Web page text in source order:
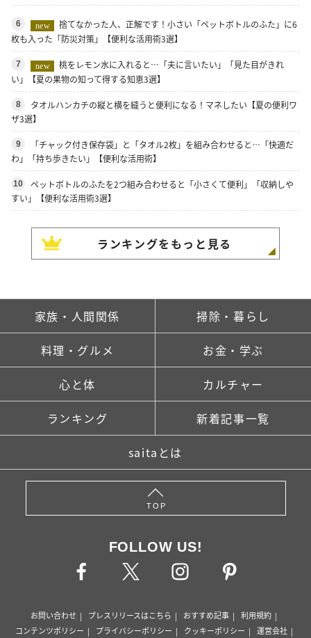
6 new
捨てなかった人、正解です！小さい「ペットボトルのふた」に6
枚も入った「防災対策」【便利な活用術3選】
7 new
桃をレモン水に入れると…「夫に言いたい」「見た目がきれ
い」【夏の果物の知って得する知恵3選】
8
タオルハンカチの縦と横を縫うと便利になる！マネしたい【夏の便利ワ
ザ3選】
9
「チャック付き保存袋」と「タオル2枚」を組み合わせると…「快適だ
わ」「持ち歩きたい」【便利な活用術】
10
ペットボトルのふたを2つ組み合わせると「小さくて便利」「収納しや
すい」【便利な活用術3選】
ランキングをもっと見る
家族・人間関係 掃除・暮らし
料理・グルメ お金・学ぶ
心と体 カルチャー
ランキング 新着記事一覧
saitaとは
TOP
FOLLOW US!
お問い合わせ プレスリリースはこちら おすすめ記事
利用規約
コンテンツポリシー
プライバシーポリシー クッキーポリシー 運営会社